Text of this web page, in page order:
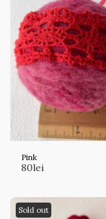
Pink
80lei
Sold out